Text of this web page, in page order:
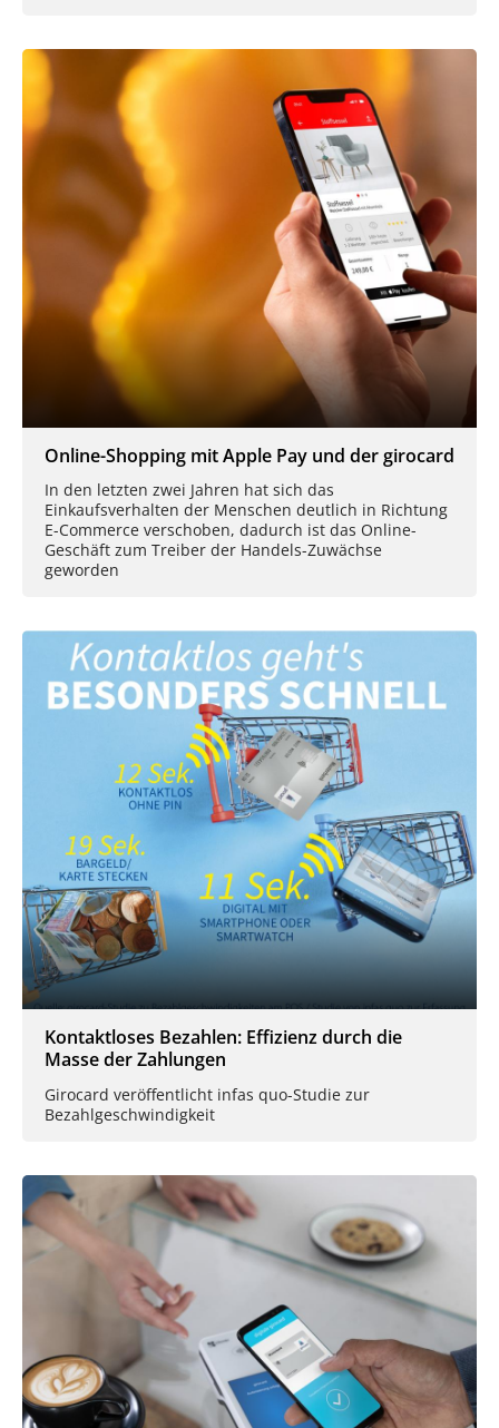
Online-Shopping mit Apple Pay und der girocard
In den letzten zwei Jahren hat sich das
Einkaufsverhalten der Menschen deutlich in Richtung
E-Commerce verschoben, dadurch ist das Online-
Geschäft zum Treiber der Handels-Zuwächse
geworden
Kontaktloses Bezahlen: Effizienz durch die
Masse der Zahlungen
Girocard veröffentlicht infas quo-Studie zur
Bezahlgeschwindigkeit